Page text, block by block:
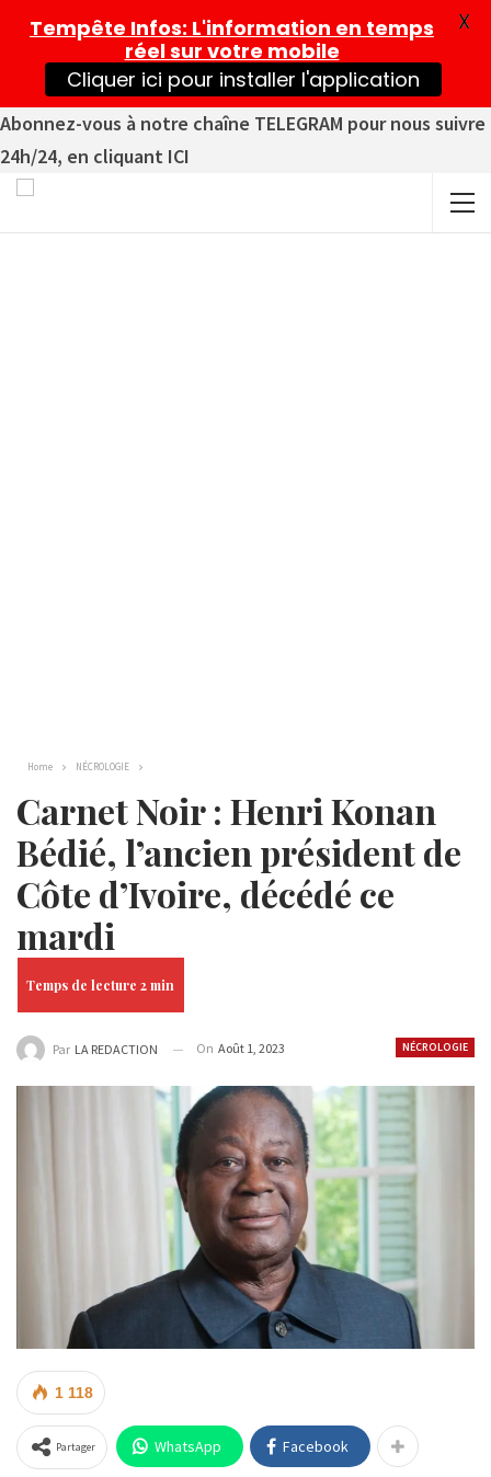
Abonnez-vous à notre chaîne TELEGRAM pour nous suivre
24h/24, en cliquant ICI
Home NÉCROLOGIE
Carnet Noir : Henri Konan
Bédié, l’ancien président de
Côte d’Ivoire, décédé ce
mardi
NÉCROLOGIE
Par LA REDACTION On Août 1, 2023
1 118
Partager WhatsApp Facebook
Tempête Infos: L'information en temps
réel sur votre mobile
Cliquer ici pour installer l'application
X